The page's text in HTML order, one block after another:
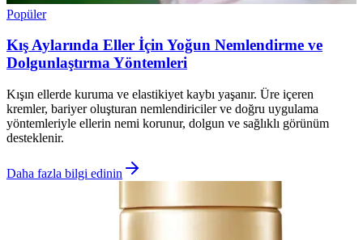
Popüler
Kış Aylarında Eller İçin Yoğun Nemlendirme ve
Dolgunlaştırma Yöntemleri
Kışın ellerde kuruma ve elastikiyet kaybı yaşanır. Üre içeren
kremler, bariyer oluşturan nemlendiriciler ve doğru uygulama
yöntemleriyle ellerin nemi korunur, dolgun ve sağlıklı görünüm
desteklenir.
Daha fazla bilgi edinin